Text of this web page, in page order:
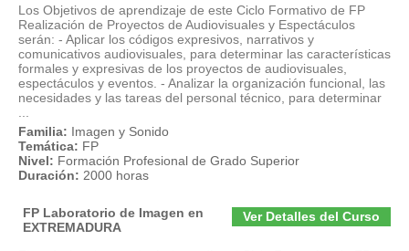
Los Objetivos de aprendizaje de este Ciclo Formativo de FP
Realización de Proyectos de Audiovisuales y Espectáculos
serán: - Aplicar los códigos expresivos, narrativos y
comunicativos audiovisuales, para determinar las características
formales y expresivas de los proyectos de audiovisuales,
espectáculos y eventos. - Analizar la organización funcional, las
necesidades y las tareas del personal técnico, para determinar
Familia: Imagen y Sonido
Temática: FP
Nivel: Formación Profesional de Grado Superior
Duración: 2000 horas
Ver Detalles del Curso
FP Laboratorio de Imagen en
EXTREMADURA